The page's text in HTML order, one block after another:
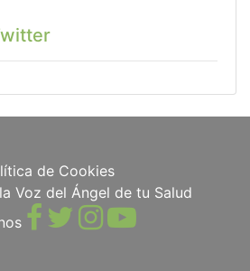
de Cookies
Voz del Ángel de tu Salud